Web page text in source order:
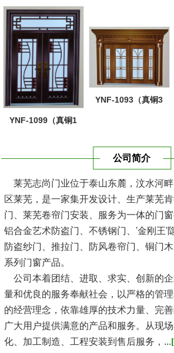
YNF-1099（真铜1
YNF-1093（真铜3
公司简介
莱芜志尚门业位于泰山东麓，汶水河
区莱芜，是一家集开发设计、生产莱芜
门、莱芜卷帘门安装、服务为一体的门
铝合金艺术防盗门、不锈钢门、'金刚王'
防盗纱门、推拉门、防风卷帘门、铜门
系列门窗产品。
公司本着团结、进取、求实、创新的
量和优良的服务奉献社会，以严格的管
的经营理念，依靠雄厚的技术力量、完
广大用户提供满意的产品和服务。从现
化、加工制造、工程安装到售后服务，...